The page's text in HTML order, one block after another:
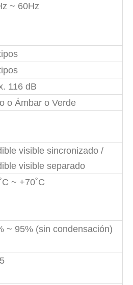
~ 60Hz
116 dB
o Ámbar o Verde
visible sincronizado /
visible separado
~ +70˚C
~ 95% (sin condensación)